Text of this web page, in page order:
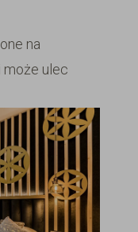
na
może ulec